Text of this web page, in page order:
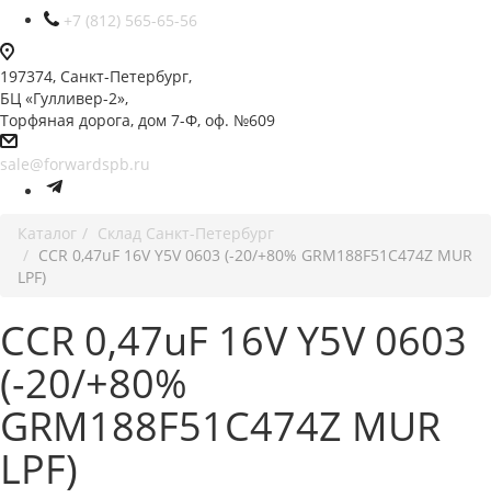
+7 (812) 565-65-56
197374, Санкт-Петербург,
БЦ «Гулливер-2»,
Торфяная дорога, дом 7-Ф, оф. №609
sale@forwardspb.ru
Каталог
Cклад Санкт-Петербург
CCR 0,47uF 16V Y5V 0603 (-20/+80% GRM188F51C474Z MUR
LPF)
CCR 0,47uF 16V Y5V 0603
(-20/+80%
GRM188F51C474Z MUR
LPF)